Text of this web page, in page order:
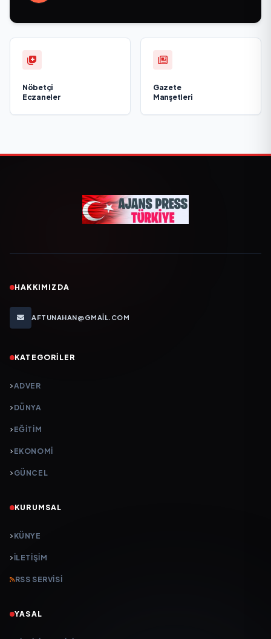
Nöbetçi
Eczaneler
Gazete
Manşetleri
HAKKIMIZDA
AFTUNAHAN@GMAIL.COM
KATEGORILER
ADVER
DÜNYA
EĞİTİM
EKONOMİ
GÜNCEL
KURUMSAL
KÜNYE
İLETIŞIM
RSS SERVISI
YASAL